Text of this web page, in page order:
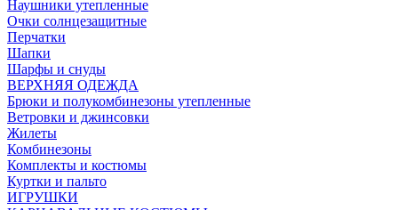
Наушники утепленные
Очки солнцезащитные
Перчатки
Шапки
Шарфы и снуды
ВЕРХНЯЯ ОДЕЖДА
Брюки и полукомбинезоны утепленные
Ветровки и джинсовки
Жилеты
Комбинезоны
Комплекты и костюмы
Куртки и пальто
ИГРУШКИ